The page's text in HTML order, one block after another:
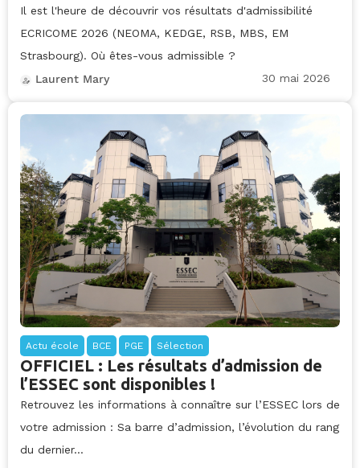
Il est l'heure de découvrir vos résultats d'admissibilité
ECRICOME 2026 (NEOMA, KEDGE, RSB, MBS, EM
Strasbourg). Où êtes-vous admissible ?
Laurent Mary
30 mai 2026
Actu école BCE PGE Sélection
OFFICIEL : Les résultats d’admission de
l’ESSEC sont disponibles !
Retrouvez les informations à connaître sur l’ESSEC lors de
votre admission : Sa barre d’admission, l’évolution du rang
du dernier...